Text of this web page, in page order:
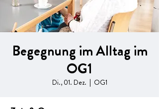
Begegnung im Alltag im
OG1
Di., 01. Dez.
  |
OG1